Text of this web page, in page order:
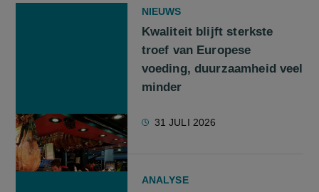
NIEUWS
Kwaliteit blijft sterkste
troef van Europese
voeding, duurzaamheid veel
minder
31 JULI 2026
ANALYSE